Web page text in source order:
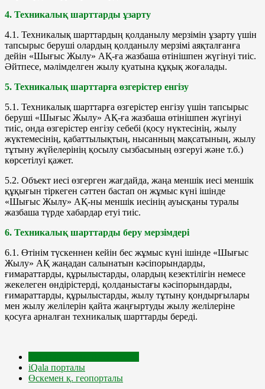
4. Техникалық шарттарды ұзарту
4.1. Техникалық шарттардың қолданылу мерзімін ұзарту үшін
тапсырыс беруші олардың қолданылу мерзімі аяқталғанға
дейін «Шығыс Жылу» АҚ-ға жазбаша өтінішпен жүгінуі тиіс.
Әйтпесе, мәлімделген жылу қуатына құқық жоғалады.
5. Техникалық шарттарға өзгерістер енгізу
5.1. Техникалық шарттарға өзгерістер енгізу үшін тапсырыс
беруші «Шығыс Жылу» АҚ-ға жазбаша өтінішпен жүгінуі
тиіс, онда өзгерістер енгізу себебі (қосу нүктесінің, жылу
жүктемесінің, қабаттылықтың, нысанның мақсатының, жылу
тұтыну жүйелерінің қосылу сызбасының өзгеруі және т.б.)
көрсетілуі қажет.
5.2. Объект иесі өзгерген жағдайда, жаңа меншік иесі меншік
құқығын тіркеген сәттен бастап он жұмыс күні ішінде
«Шығыс Жылу» АҚ-ны меншік иесінің ауысқаны туралы
жазбаша түрде хабардар етуі тиіс.
6. Техникалық шарттарды беру мерзімдері
6.1. Өтінім түскеннен кейін бес жұмыс күні ішінде «Шығыс
Жылу» АҚ жаңадан салынатын кәсіпорындарды,
ғимараттарды, құрылыстарды, олардың кезектілігін немесе
жекелеген өндірістерді, қолданыстағы кәсіпорындарды,
ғимараттарды, құрылыстарды, жылу тұтыну қондырғылары
мен жылу желілерін қайта жаңғыртуды жылу желілеріне
қосуға арналған техникалық шарттарды береді.
iQala порталы
Өскемен қ. геопорталы